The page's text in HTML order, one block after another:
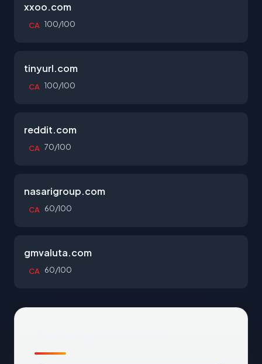
xxoo.com
CA 100/100
tinyurl.com
CA 100/100
reddit.com
CA 70/100
nasarigroup.com
CA 60/100
gmvaluta.com
CA 60/100